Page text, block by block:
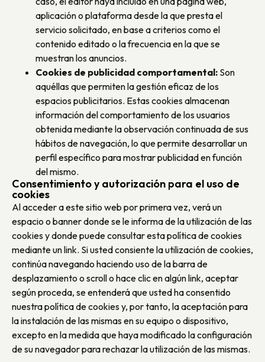
aplicación o plataforma desde la que presta el
servicio solicitado, en base a criterios como el
contenido editado o la frecuencia en la que se
muestran los anuncios.
Cookies de publicidad comportamental: Son
aquéllas que permiten la gestión eficaz de los
espacios publicitarios. Estas cookies almacenan
información del comportamiento de los usuarios
obtenida mediante la observación continuada de sus
hábitos de navegación, lo que permite desarrollar un
perfil específico para mostrar publicidad en función
del mismo.
Consentimiento y autorización para el uso de
cookies
Al acceder a este sitio web por primera vez, verá un
espacio o banner donde se le informa de la utilización de las
cookies y donde puede consultar esta política de cookies
mediante un link. Si usted consiente la utilización de cookies,
continúa navegando haciendo uso de la barra de
desplazamiento o scroll o hace clic en algún link, aceptar
según proceda, se entenderá que usted ha consentido
nuestra política de cookies y, por tanto, la aceptación para
la instalación de las mismas en su equipo o dispositivo,
excepto en la medida que haya modificado la configuración
de su navegador para rechazar la utilización de las mismas.